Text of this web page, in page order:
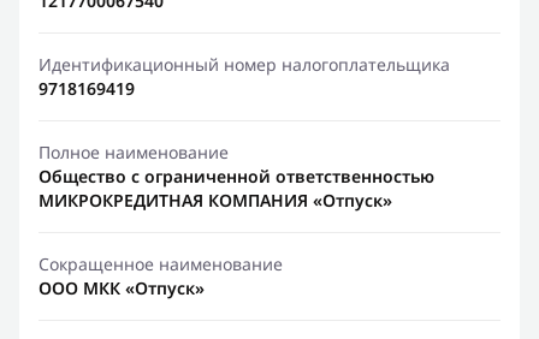
Идентификационный номер налогоплательщика
9718169419
Полное наименование
Общество с ограниченной ответственностью
МИКРОКРЕДИТНАЯ КОМПАНИЯ «Отпуск»
Сокращенное наименование
ООО МКК «Отпуск»